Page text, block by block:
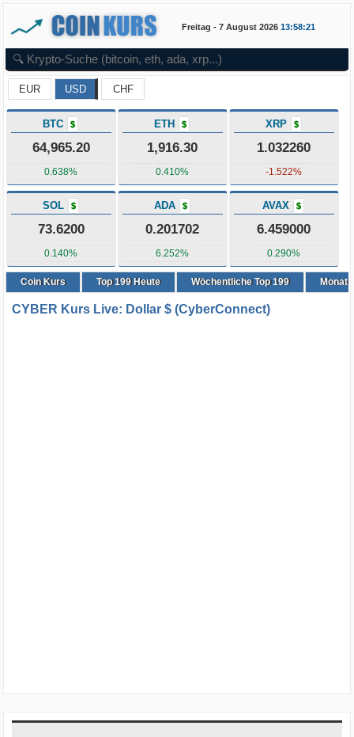
Freitag - 7 August 2026 13:58:21
EUR USD CHF
BTC $
64,965.20
0.638%
ETH $
1,916.30
0.410%
XRP $
1.032260
-1.522%
SOL $
73.6200
0.140%
ADA $
0.201702
6.252%
AVAX $
6.459000
0.290%
Coin Kurs Top199Heute Wöchentliche Top 199
CYBER Kurs Live: Dollar $ (CyberConnect)